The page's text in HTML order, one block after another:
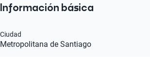
Información básica
Metropolitana de Santiago
Ciudad